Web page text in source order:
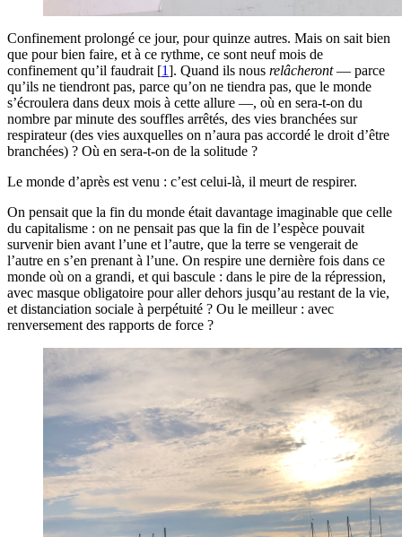
Confinement prolongé ce jour, pour quinze autres. Mais on sait bien
que pour bien faire, et à ce rythme, ce sont neuf mois de
confinement qu’il faudrait [1]. Quand ils nous relâcheront— parce
qu’ils ne tiendront pas, parce qu’on ne tiendra pas, que le monde
s’écroulera dans deux mois à cette allure —, où en sera-t-on du
nombre par minute des souffles arrêtés, des vies branchées sur
respirateur (des vies auxquelles on n’aura pas accordé le droit d’être
branchées) ? Où en sera-t-on de la solitude ?
Le monde d’après est venu : c’est celui-là, il meurt de respirer.
On pensait que la fin du monde était davantage imaginable que celle
du capitalisme : on ne pensait pas que la fin de l’espèce pouvait
survenir bien avant l’une et l’autre, que la terre se vengerait de
l’autre en s’en prenant à l’une. On respire une dernière fois dans ce
monde où on a grandi, et qui bascule : dans le pire de la répression,
avec masque obligatoire pour aller dehors jusqu’au restant de la vie,
et distanciation sociale à perpétuité ? Ou le meilleur : avec
renversement des rapports de force ?